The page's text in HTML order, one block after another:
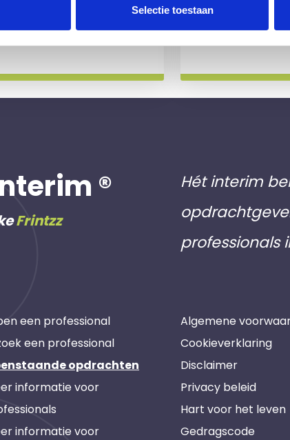
Selectie toestaan
slag gaat.
®
Frintzz
Hét interim
professionals
een professional
een professional
opdrachten
informatie voor
informatie voor
Algemene
Cookieverklaring
Disclaimer
Privacy beleid
Hart voor het leven
Gedragscode